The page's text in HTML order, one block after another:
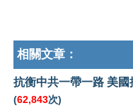
相關文章：
抗衡中共一帶一路 美國
(62,843次)